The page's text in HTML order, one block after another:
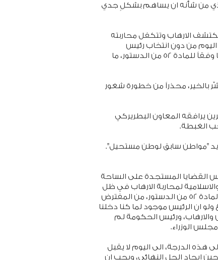
الذي من شأنه ان يساهم بشكلٍ جدي
تكتشف الارهاب وتتكفل محاربته
من دون انتخاب رئيس
الجمهورية الذي يتولى المفاوضة في عقد المعاهدات الدولية وابرامها وفقاً للمادة 52 من الدستور، ما
بالخير، محذراً من خطورة شغور
يرافقه المعاون البطريركي
الغبطة.
"مواطن سابق لوطن مستحيل".
القضايا المستجدة على الساحة
لمحاربة الارهاب في ظل
المواقف الايجابية والسلبية حول هذا الامر، نحن موقفنا واضح بحسب المادة 52 من الدستور، من المفترض
ان الرئيس موجود لما كنا دخلنا
ورئيس الحكومة لم
الوزراء.
هذه الدرجة، الى اليوم لا يقبل
ايجاد الحل النهائي، ويجب ان